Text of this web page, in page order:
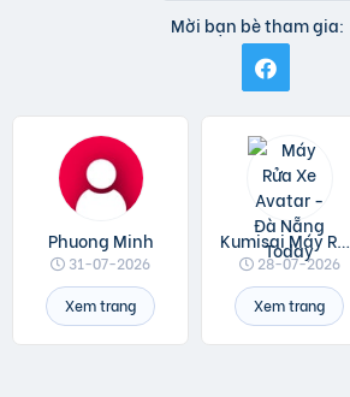
Mời bạn bè tham gia:
Phuong Minh
31-07-2026
Xem trang
Kumisai Máy Rửa Xe
28-07-2026
Xem trang